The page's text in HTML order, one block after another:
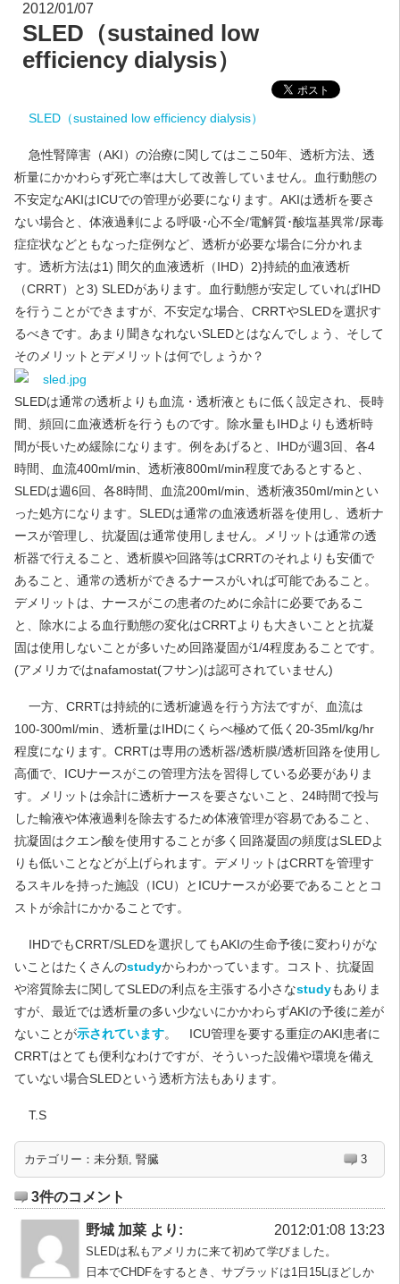
2012/01/07
SLED（sustained low
efficiency dialysis）
SLED（sustained low efficiency dialysis）
急性腎障害（AKI）の治療に関してはここ50年、透析方法、透
析量にかかわらず死亡率は大して改善していません。血行動態の
不安定なAKIはICUでの管理が必要になります。AKIは透析を要さ
ない場合と、体液過剰による呼吸･心不全/電解質･酸塩基異常/尿毒
症症状などともなった症例など、透析が必要な場合に分かれま
す。透析方法は1) 間欠的血液透析（IHD）2)持続的血液透析
（CRRT）と3) SLEDがあります。血行動態が安定していればIHD
を行うことができますが、不安定な場合、CRRTやSLEDを選択す
るべきです。あまり聞きなれないSLEDとはなんでしょう、そして
そのメリットとデメリットは何でしょうか？
SLEDは通常の透析よりも血流・透析液ともに低く設定され、長時
間、頻回に血液透析を行うものです。除水量もIHDよりも透析時
間が長いため緩除になります。例をあげると、IHDが週3回、各4
時間、血流400ml/min、透析液800ml/min程度であるとすると、
SLEDは週6回、各8時間、血流200ml/min、透析液350ml/minとい
った処方になります。SLEDは通常の血液透析器を使用し、透析ナ
ースが管理し、抗凝固は通常使用しません。メリットは通常の透
析器で行えること、透析膜や回路等はCRRTのそれよりも安価で
あること、通常の透析ができるナースがいれば可能であること。
デメリットは、ナースがこの患者のために余計に必要であるこ
と、除水による血行動態の変化はCRRTよりも大きいことと抗凝
固は使用しないことが多いため回路凝固が1/4程度あることです。
(アメリカではnafamostat(フサン)は認可されていません)
一方、CRRTは持続的に透析濾過を行う方法ですが、血流は
100-300ml/min、透析量はIHDにくらべ極めて低く20-35ml/kg/hr
程度になります。CRRTは専用の透析器/透析膜/透析回路を使用し
高価で、ICUナースがこの管理方法を習得している必要がありま
す。メリットは余計に透析ナースを要さないこと、24時間で投与
した輸液や体液過剰を除去するため体液管理が容易であること、
抗凝固はクエン酸を使用することが多く回路凝固の頻度はSLEDよ
りも低いことなどが上げられます。デメリットはCRRTを管理す
るスキルを持った施設（ICU）とICUナースが必要であることとコ
ストが余計にかかることです。
IHDでもCRRT/SLEDを選択してもAKIの生命予後に変わりがな
いことはたくさんのstudyからわかっています。コスト、抗凝固
や溶質除去に関してSLEDの利点を主張する小さなstudyもありま
すが、最近では透析量の多い少ないにかかわらずAKIの予後に差が
ないことが示されています。 ICU管理を要する重症のAKI患者に
CRRTはとても便利なわけですが、そういった設備や環境を備え
ていない場合SLEDという透析方法もあります。
T.S
カテゴリー： 未分類 腎臓 3
3件のコメント
野城 加菜 より: 2012:01:08 13:23
SLEDは私もアメリカに来て初めて学びました。
日本でCHDFをするとき、サブラッドは1日15Lほどしか